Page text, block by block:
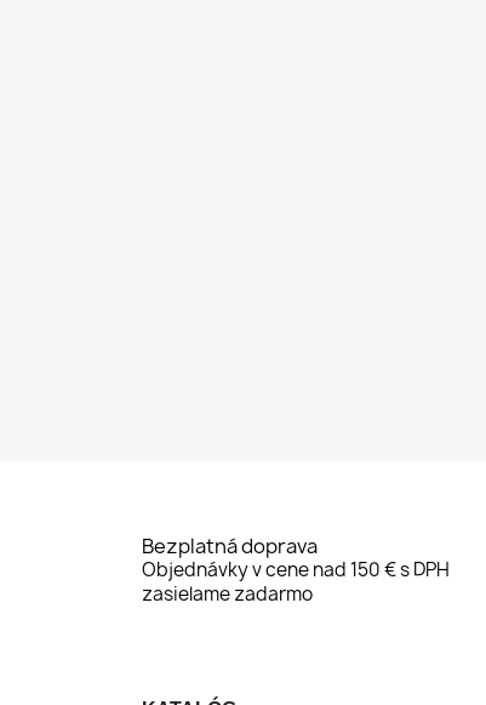
Bezplatná doprava
Objednávky v cene nad 150 € s DPH
zasielame zadarmo